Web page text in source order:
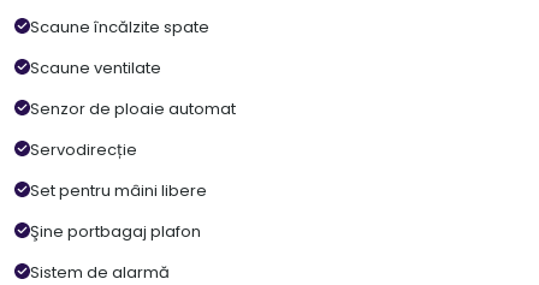
Scaune încălzite spate
Scaune ventilate
Senzor de ploaie automat
Servodirecție
Set pentru mâini libere
Şine portbagaj plafon
Sistem de alarmă